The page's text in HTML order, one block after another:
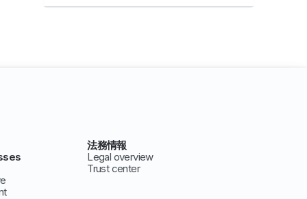
法務情報
Legal overview
Trust center